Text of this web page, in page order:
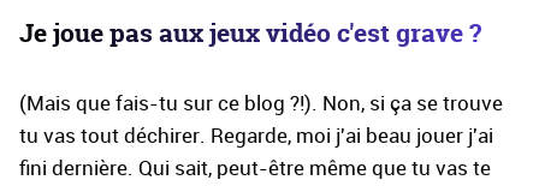
Je joue pas aux jeux vidéo c'est grave ?
(Mais que fais-tu sur ce blog ?!). Non, si ça se trouve
tu vas tout déchirer. Regarde, moi j'ai beau jouer j'ai
fini dernière. Qui sait, peut-être même que tu vas te